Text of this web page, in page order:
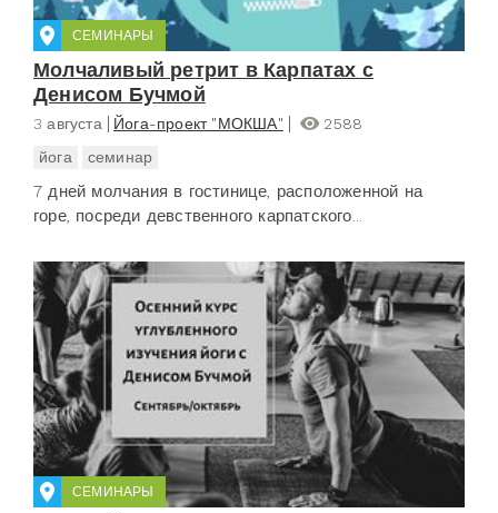
СЕМИНАРЫ
Молчаливый ретрит в Карпатах с
Денисом Бучмой
3 августа Йога-проект "МОКША"
2588
йога
семинар
7 дней молчания в гостинице, расположенной на
горе, посреди девственного карпатского...
СЕМИНАРЫ